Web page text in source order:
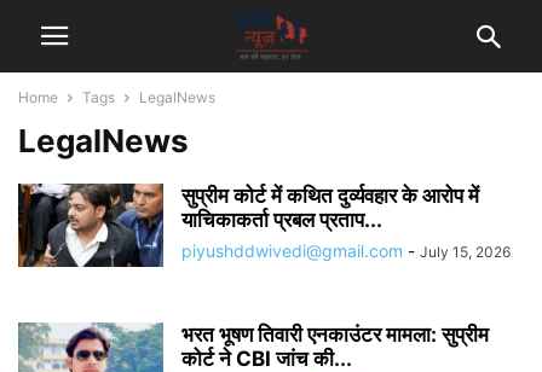
Home Tags LegalNews
LegalNews
सुप्रीम कोर्ट में कथित दुर्व्यवहार के आरोप में
याचिकाकर्ता प्रबल प्रताप...
piyushddwivedi@gmail.com - July 15, 2026
भरत भूषण तिवारी एनकाउंटर मामला: सुप्रीम
कोर्ट ने CBI जांच की...